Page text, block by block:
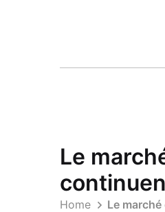
Le
Home Le